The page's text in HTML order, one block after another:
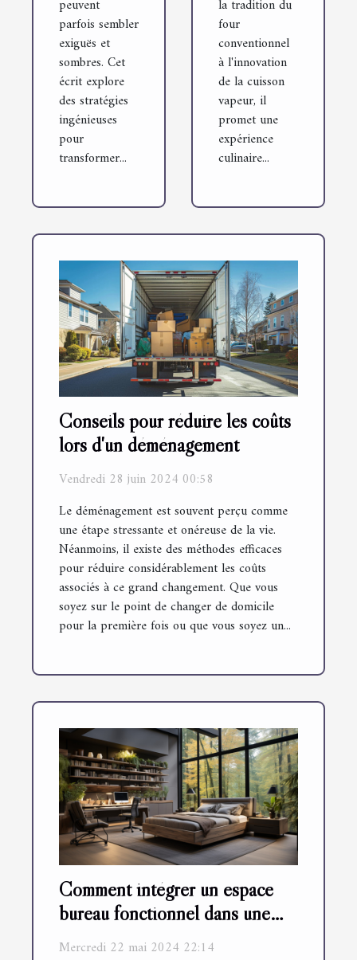
peuvent
parfois sembler
exiguës et
sombres. Cet
écrit explore
des stratégies
ingénieuses
pour
transformer...
la tradition du
four
conventionnel
à l'innovation
de la cuisson
vapeur, il
promet une
expérience
culinaire...
Conseils pour réduire les coûts
lors d'un déménagement
Vendredi 28 juin 2024 00:58
Le déménagement est souvent perçu comme
une étape stressante et onéreuse de la vie.
Néanmoins, il existe des méthodes efficaces
pour réduire considérablement les coûts
associés à ce grand changement. Que vous
soyez sur le point de changer de domicile
pour la première fois ou que vous soyez un...
Comment intégrer un espace
bureau fonctionnel dans une
grande chambre parentale
Mercredi 22 mai 2024 22:14